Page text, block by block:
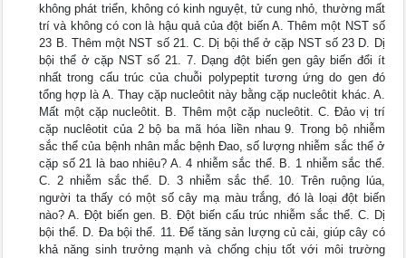
không phát triển, không có kinh nguyệt, tử cung nhỏ, thường mất
trí và không có con là hậu quả của đột biến A. Thêm một NST số
23 B. Thêm một NST số 21. C. Dị bội thể ở cặp NST số 23 D. Dị
bội thể ở cặp NST số 21. 7. Dạng đột biến gen gây biến đổi ít
nhất trong cấu trúc của chuỗi polypeptit tương ứng do gen đó
tổng hợp là A. Thay cặp nucleôtit này bằng cặp nucleôtit khác. A.
Mất một cặp nucleôtit. B. Thêm một cặp nucleôtit. C. Đảo vị trí
cặp nuclêotit của 2 bộ ba mã hóa liền nhau 9. Trong bộ nhiễm
sắc thể của bệnh nhân mắc bệnh Đao, số lượng nhiễm sắc thể ở
cặp số 21 là bao nhiêu? A. 4 nhiễm sắc thể. B. 1 nhiễm sắc thể.
C. 2 nhiễm sắc thể. D. 3 nhiễm sắc thể. 10. Trên ruộng lúa,
người ta thấy có một số cây mạ màu trắng, đó là loại đột biến
nào? A. Đột biến gen. B. Đột biến cấu trúc nhiễm sắc thể. C. Dị
bội thể. D. Đa bội thể. 11. Để tăng sản lượng củ cải, giúp cây có
khả năng sinh trưởng mạnh và chống chịu tốt với môi trường